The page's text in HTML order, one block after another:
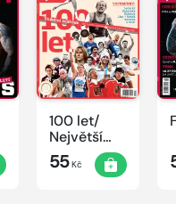
100 let/
Největší
okamžiky
českého
55Kč